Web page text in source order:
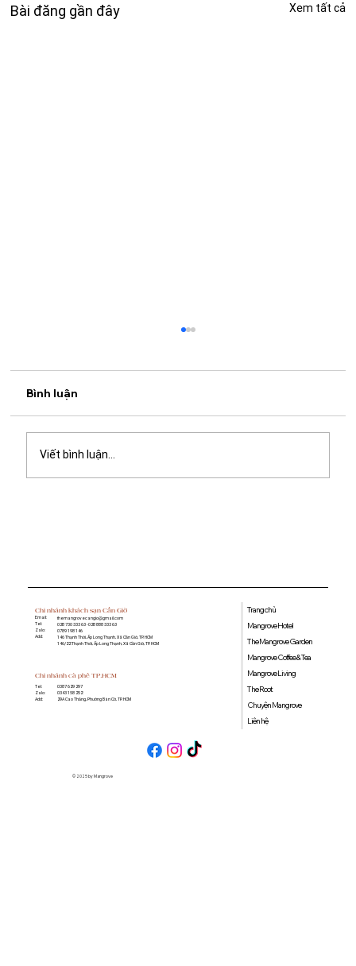
Bài đăng gần đây Xem tất cả
Bình luận
Viết bình luận...
Chi nhánh khách sạn Cần Giờ
Email:
Tel:
Zalo:
Add:
themangrovecangio@gmail.com
028 730 333 63 - 028 888 333 63
0789 198 146
146 Thạnh Thới, Ấp Long Thạnh, Xã Cần Giờ, TP. HCM
146/22 Thạnh Thới, Ấp Long Thạnh, Xã Cần Giờ, TP. HCM
Trang chủ
Mangrove Hotel
The Mangrove Garden
Mangrove Coffee & Tea
Mangrove Living
The Root
Chuyện Mangrove
Liên hệ
Chi nhánh cà phê TP.HCM
Tel:
Zalo:
Add:
0387 629 297
0343 158 252
29A Cao Thắng, Phường Bàn Cờ, TP. HCM
© 2025 by Mangrove